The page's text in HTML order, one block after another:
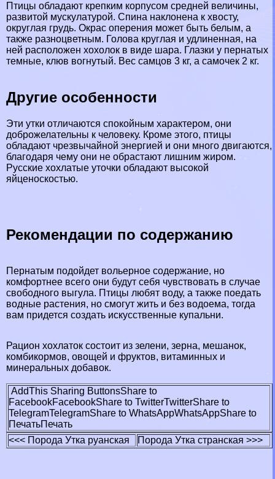
Птицы обладают крепким корпусом средней величины,
развитой мускулатурой. Спина наклонена к хвосту,
округлая гpyдь. Окрас оперения может быть белым, а
также разноцветным. Голова круглая и удлиненная, на
ней расположен хохолок в виде шара. Глазки у пернатых
темные, клюв вогнутый. Вес самцов 3 кг, а самочек 2 кг.
Другие особенности
Эти утки отличаются спокойным хаpaктером, они
доброжелательны к человеку. Кроме этого, птицы
обладают чрезвычайной энергией и они много двигаются,
благодаря чему они не обрастают лишним жиром.
Русские хохлатые уточки обладают высокой
яйценоскостью.
Рекомендации по содержанию
Пернатым подойдет вольерное содержание, но
комфортнее всего они будут себя чувствовать в случае
свободного выгула. Птицы любят воду, а также поедать
водные растения, но смогут жить и без водоема, тогда
вам придется создать искусственные купальни.
Рацион хохлаток состоит из зелени, зерна, мешанок,
комбикормов, овощей и фруктов, витаминных и
минеральных добавок.
AddThis Sharing ButtonsShare to
FacebookFacebookShare to TwitterTwitterShare to
TelegramTelegramShare to WhatsAppWhatsAppShare to
ПечатьПечать
<<< Порода Утка руанская
Порода Утка стрaнcкая >>>